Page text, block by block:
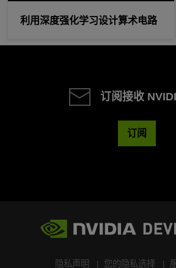
利用深度强化学习设计算术电路
订阅接收
订阅
隐私声明 您的隐私选择